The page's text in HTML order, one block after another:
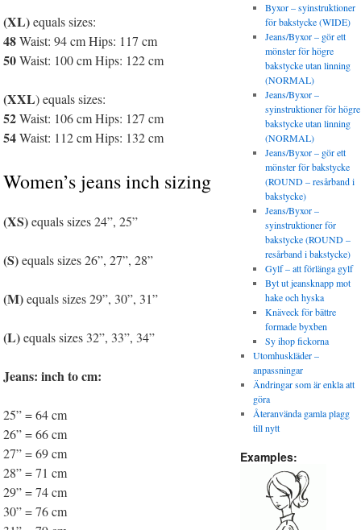
(XL)equals sizes:
48Waist: 94 cm Hips: 117 cm
50Waist: 100 cm Hips: 122 cm
(XXL) equals sizes:
52Waist: 106 cm Hips: 127 cm
54Waist: 112 cm Hips: 132 cm
Women’s jeans inch sizing
(XS)equals sizes 24”, 25”
(S)equals sizes 26”, 27”, 28”
(M)equals sizes 29”, 30”, 31”
(L)equals sizes 32”, 33”, 34”
Jeans: inch to cm:
25” = 64 cm
26” = 66 cm
27” = 69 cm
28” = 71 cm
29” = 74 cm
30” = 76 cm
Byxor – syinstruktioner
för bakstycke (WIDE)
Jeans/Byxor – gör ett
mönster för högre
bakstycke utan linning
(NORMAL)
Jeans/Byxor –
syinstruktioner för högre
bakstycke utan linning
(NORMAL)
Jeans/Byxor – gör ett
mönster för bakstycke
(ROUND – resårband i
bakstycke)
Jeans/Byxor –
syinstruktioner för
bakstycke (ROUND –
resårband i bakstycke)
Gylf – att förlänga gylf
Byt ut jeansknapp mot
hake och hyska
Knäveck för bättre
formade byxben
Sy ihop fickorna
Utomhuskläder –
anpassningar
Ändringar som är enkla att
göra
Återanvända gamla plagg
till nytt
Examples: